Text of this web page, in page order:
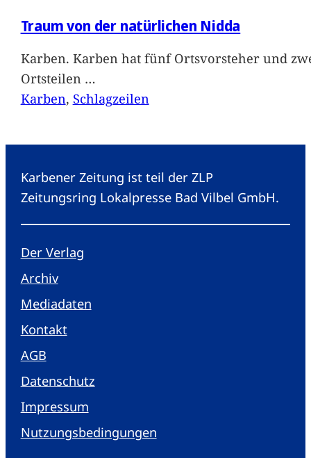
Traum von der natürlichen Nidda
Karben. Karben hat fünf Ortsvorsteher und
Ortsteilen …
Karben, Schlagzeilen
Karbener Zeitung ist teil der ZLP
Zeitungsring Lokalpresse Bad Vilbel GmbH.
Der Verlag
Archiv
Mediadaten
Kontakt
AGB
Datenschutz
Impressum
Nutzungsbedingungen